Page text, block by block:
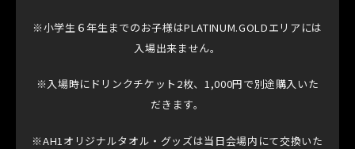
※小学生６年生までのお子様はPLATINUM.GOLDエリアには
入場出来ません。
※入場時にドリンクチケット2枚、1,000円で別途購入いた
だきます。
※AH1オリジナルタオル・グッズは当日会場内にて交換いた